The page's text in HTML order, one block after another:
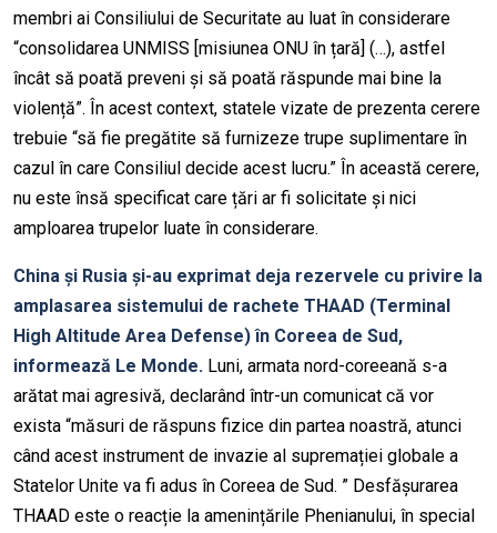
membri ai Consiliului de Securitate au luat în considerare
“consolidarea UNMISS [misiunea ONU în țară] (…), astfel
încât să poată preveni și să poată răspunde mai bine la
violență”. În acest context, statele vizate de prezenta cerere
trebuie “să fie pregătite să furnizeze trupe suplimentare în
cazul în care Consiliul decide acest lucru.” În această cerere,
nu este însă specificat care țări ar fi solicitate și nici
amploarea trupelor luate în considerare.
China și Rusia și-au exprimat deja rezervele cu privire la
amplasarea sistemului de rachete THAAD (Terminal
High Altitude Area Defense) în Coreea de Sud,
informează Le Monde. Luni, armata nord-coreeană s-a
arătat mai agresivă, declarând într-un comunicat că vor
exista “măsuri de răspuns fizice din partea noastră, atunci
când acest instrument de invazie al supremației globale a
Statelor Unite va fi adus în Coreea de Sud. ” Desfășurarea
THAAD este o reacție la amenințările Phenianului, în special